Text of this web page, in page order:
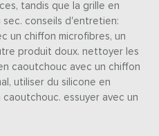
tandis que la grille en
conseils d'entretien:
un chiffon microfibres, un
produit doux. nettoyer les
caoutchouc avec un chiffon
utiliser du silicone en
essuyer avec un